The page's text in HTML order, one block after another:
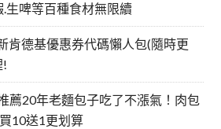
生啤等百種食材無限續
肯德基優惠券代碼懶人包(隨時更
!
薦20年老麵包子吃了不漲氣！肉包
10送1更划算